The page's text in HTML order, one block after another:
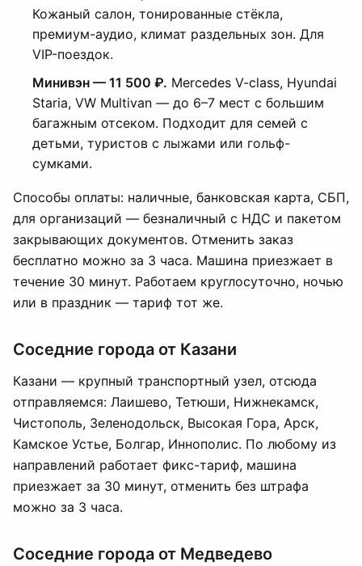
Кожаный салон, тонированные стёкла,
премиум-аудио, климат раздельных зон. Для
VIP-поездок.
Минивэн — 11 500 ₽. Mercedes V-class, Hyundai
Staria, VW Multivan — до 6–7 мест с большим
багажным отсеком. Подходит для семей с
детьми, туристов с лыжами или гольф-
сумками.
Способы оплаты: наличные, банковская карта, СБП,
для организаций — безналичный с НДС и пакетом
закрывающих документов. Отменить заказ
бесплатно можно за 3 часа. Машина приезжает в
течение 30 минут. Работаем круглосуточно, ночью
или в праздник — тариф тот же.
Соседние города от Казани
Казани — крупный транспортный узел, отсюда
отправляемся: Лаишево, Тетюши, Нижнекамск,
Чистополь, Зеленодольск, Высокая Гора, Арск,
Камское Устье, Болгар, Иннополис. По любому из
направлений работает фикс-тариф, машина
приезжает за 30 минут, отменить без штрафа
можно за 3 часа.
Соседние города от Медведево